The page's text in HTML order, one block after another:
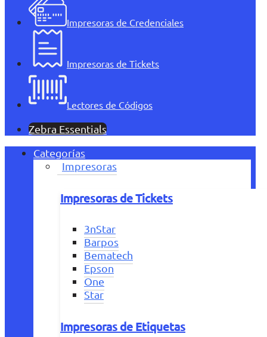
Impresoras de Credenciales
Impresoras de Tickets
Lectores de Códigos
Zebra Essentials
Categorías
Impresoras
Impresoras de Tickets
3nStar
Barpos
Bematech
Epson
One
Star
Impresoras de Etiquetas